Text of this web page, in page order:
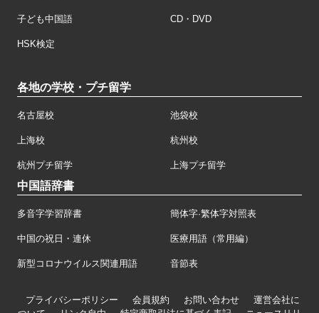
子ども中国語 CD・DVD
HSK検定
各地の学校・プチ留学
名古屋校 池袋校
上海校 杭州校
杭州プチ留学 上海プチ留学
中国語辞書
多音字学習辞書 簡体字·繁体字対照表
中国の祝日・連休 医療用語（常用編）
新型コロナウイルス関連用語 音節表
プライバシーポリシー 会員規約 お問い合わせ
運営会社に